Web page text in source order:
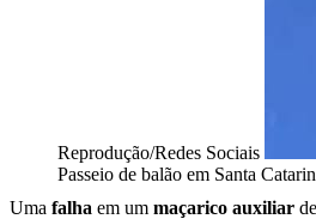
Reprodução/Redes Sociais
Passeio de balão em Santa
Uma falha em um maçarico auxiliar